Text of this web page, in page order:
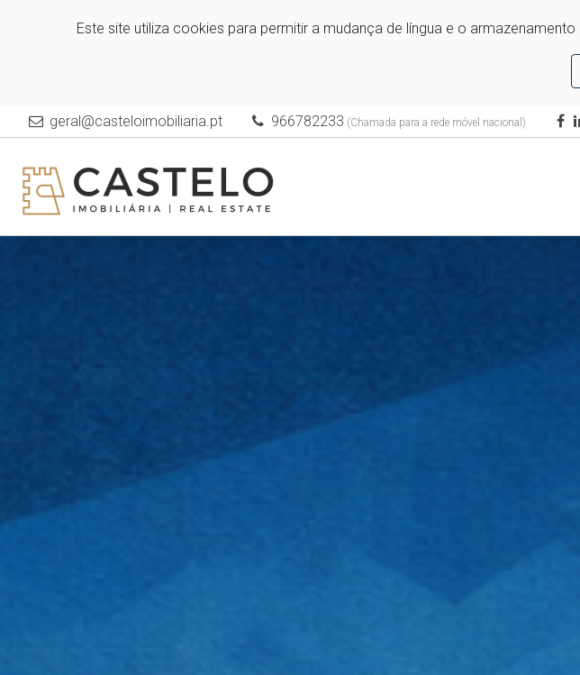
Este site utiliza cookies para permitir a mudança de língua e o
geral@casteloimobiliaria.pt 966782233 (Chamada para a rede móvel nacional)